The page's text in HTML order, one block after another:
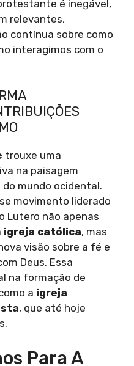
é inegável,
relevantes,
contínua sobre como
interagimos com o
trouxe uma
na paisagem
mundo ocidental.
movimento liderado
Lutero não apenas
igreja católica, mas
visão sobre a fé e
Deus. Essa
na formação de
a igreja
, que até hoje
Para A